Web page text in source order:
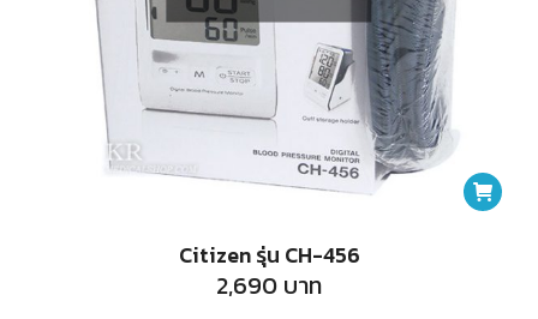
Citizen รุ่น CH-456
2,690 บาท